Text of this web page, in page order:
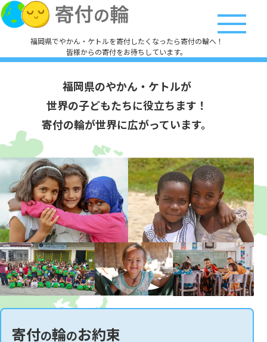
福岡県でやかん・ケトルを寄付したくなったら寄付の輪へ！
皆様からの寄付をお待ちしています。
福岡県のやかん・ケトルが
世界の子どもたちに役立ちます！
寄付の輪が世界に広がっています。
寄付の輪のお約束